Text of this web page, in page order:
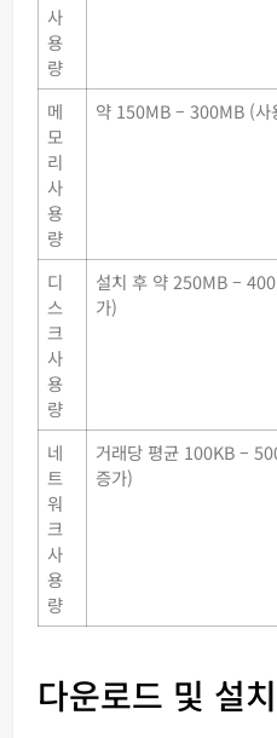
사
용
량
메
모
리
사
용
량
약 150MB – 300MB (사
디
스
크
사
용
량
설치 후 약 250MB –
가)
네
트
워
크
사
용
량
거래당 평균 100KB –
증가)
다운로드 및 설